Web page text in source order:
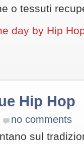
o tessuti
day by Hip
Hip Hop
no comments
sul